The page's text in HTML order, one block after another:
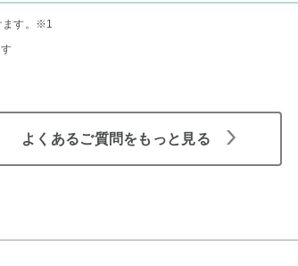
す。 ※1
よくあるご質問をもっと見る